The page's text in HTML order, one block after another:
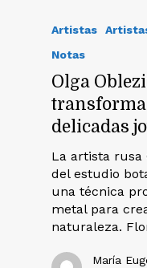
Artistas
Notas
Olga
delicadas
La artista rusa
del estudio
una técnica
metal para
naturaleza.
María